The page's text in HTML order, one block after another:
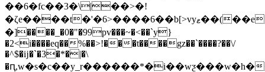
��6�fc��3�\|��>�!
�ζe����t�'�6>����6��b[>vyޱ��(��e7i˞��u֏3�ҹ
�]����_�0�"�99pv���~�<��`y}
�2<i����eq��%��>!���t����gz��`����?��\/
�^$�ĳ�`�3�*�|�\
�ԥ,w�s�c��y_r������*�i��wƺ���w�h�